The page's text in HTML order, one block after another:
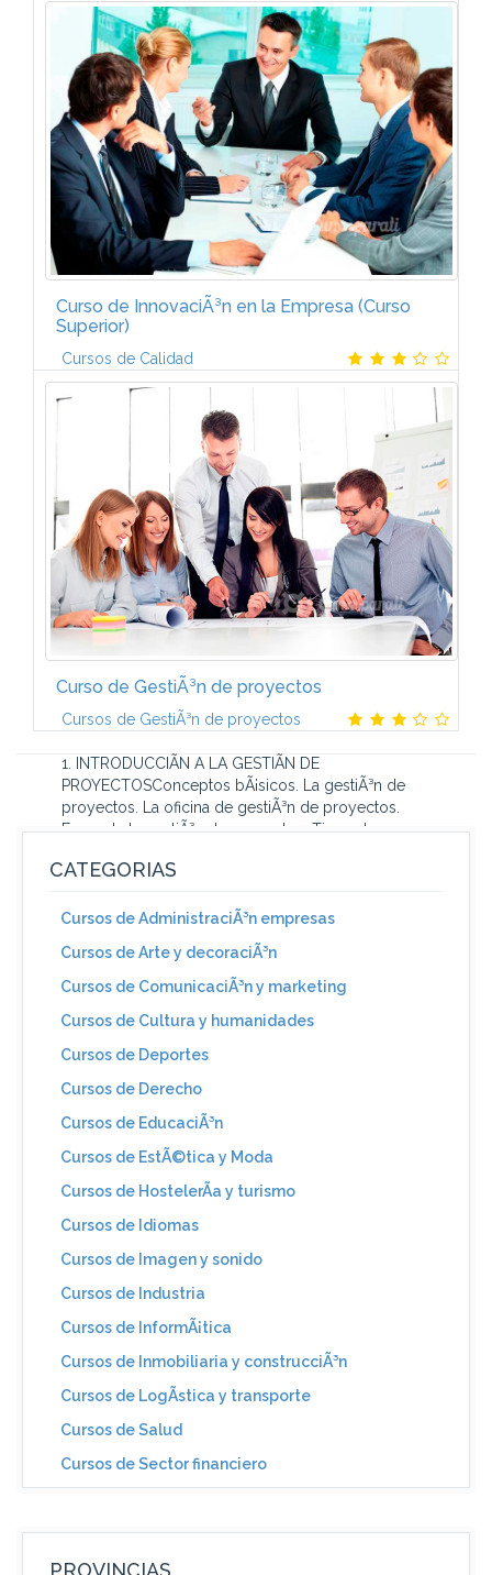
plan de negocio. Elegir el modelo jurÃ­dico
adecuado. Buscar financiaciÃ³n. Management y
liderazgo Liderazgo...
Curso de InnovaciÃ³n en la Empresa (Curso
Superior)
Cursos de Calidad
HERRAMIENTAS PARA LA INNOVACIÃNLa auditorÃ­a
tecnolÃ³gica. La creatividad. Vigilancia tecnolÃ³gica.
La prospectiva. InnovaciÃ³n en modelos de negocio.
INNOVACIÃN DE PRODUCTONuevos...
Curso de GestiÃ³n de proyectos
Cursos de GestiÃ³n de proyectos
1. INTRODUCCIÃN A LA GESTIÃN DE
PROYECTOSConceptos bÃ¡sicos. La gestiÃ³n de
proyectos. La oficina de gestiÃ³n de proyectos.
Fases de la gestiÃ³n de proyectos. Tipos de
CATEGORIAS
Cursos de AdministraciÃ³n empresas
Cursos de Arte y decoraciÃ³n
Cursos de ComunicaciÃ³n y marketing
Cursos de Cultura y humanidades
Cursos de Deportes
Cursos de Derecho
Cursos de EducaciÃ³n
Cursos de EstÃ©tica y Moda
Cursos de HostelerÃ­a y turismo
Cursos de Idiomas
Cursos de Imagen y sonido
Cursos de Industria
Cursos de InformÃ¡tica
Cursos de Inmobiliaria y construcciÃ³n
Cursos de LogÃ­stica y transporte
Cursos de Salud
Cursos de Sector financiero